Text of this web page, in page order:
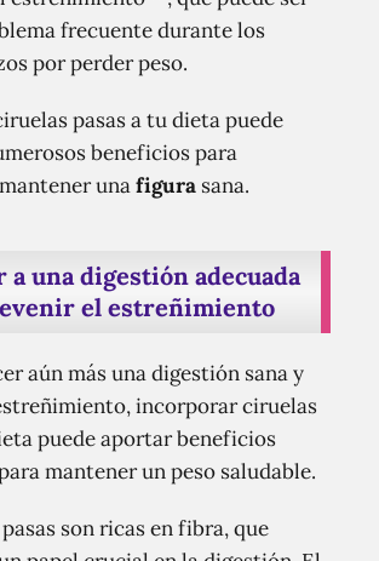
frecuente durante los
por perder peso.
pasas a tu dieta puede
beneficios para
unafigura sana.
a una digestión adecuada
el estreñimiento
aún más una digestión sana y
incorporar ciruelas
puede aportar beneficios
mantener un peso saludable.
son ricas en fibra, que